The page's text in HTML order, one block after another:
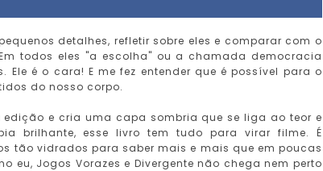
detalhes, refletir sobre eles e comparar com o
todos eles "a escolha" ou a chamada democracia
é o cara! E me fez entender que é possível para o
do nosso corpo.
e cria uma capa sombria que se liga ao teor e
brilhante, esse livro tem tudo para virar filme. É
tão vidrados para saber mais e mais que em poucas
eu, Jogos Vorazes e Divergente não chega nem perto